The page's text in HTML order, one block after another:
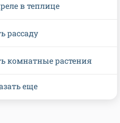
в теплице
рассаду
комнатные растения
еще